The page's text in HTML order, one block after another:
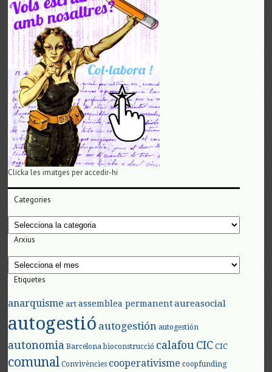
Clicka les imatges per accedir-hi
Categories
Categories
Arxius
Arxius
Etiquetes
anarquisme art assemblea permanent aureasocial
autogestió autogestión autogestión
autonomia Barcelona bioconstrucció calafou CIC CIC
comunal Convivències cooperativisme coopfunding